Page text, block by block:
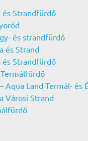
és Strandfürdő
és strandfürdő
és Strand
és Strandfürdő
Aqua Land Termál- és
Városi Strand